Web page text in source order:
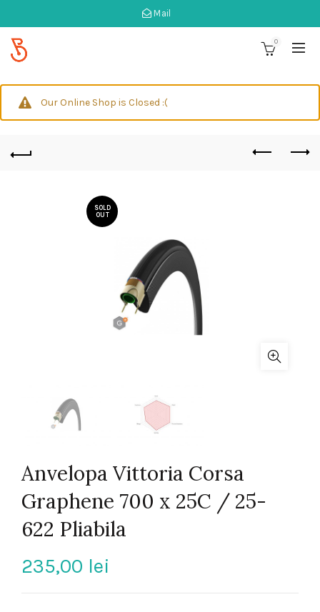
Mail
0
Our Online Shop is Closed :(
SOLD
OUT
Anvelopa Vittoria Corsa
Graphene 700 x 25C / 25-
622 Pliabila
235,00 lei